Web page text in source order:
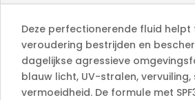
Deze perfectionerende fluid helpt
veroudering bestrijden en
dagelijkse agressieve
blauw licht, UV-stralen, vervuiling,
vermoeidheid. De formule met